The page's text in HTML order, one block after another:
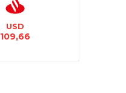
USD
109,66